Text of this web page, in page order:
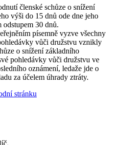
členské schůze o snížení
výši do 15 dnů ode dne jeho
odstupem 30 dnů.
písemně vyzve všechny
vůči družstvu vznikly
o snížení základního
pohledávky vůči družstvu ve
oznámení, ledaže jde o
za účelem úhrady ztráty.
stránku